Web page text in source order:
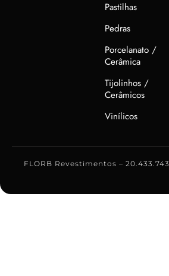
Pastilhas
Pedras
Porcelanato /
Cerâmica
Tijolinhos /
Cerâmicos
Vinílicos
FLORB Revestimentos –